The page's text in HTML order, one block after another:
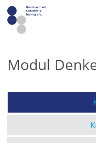
Modul